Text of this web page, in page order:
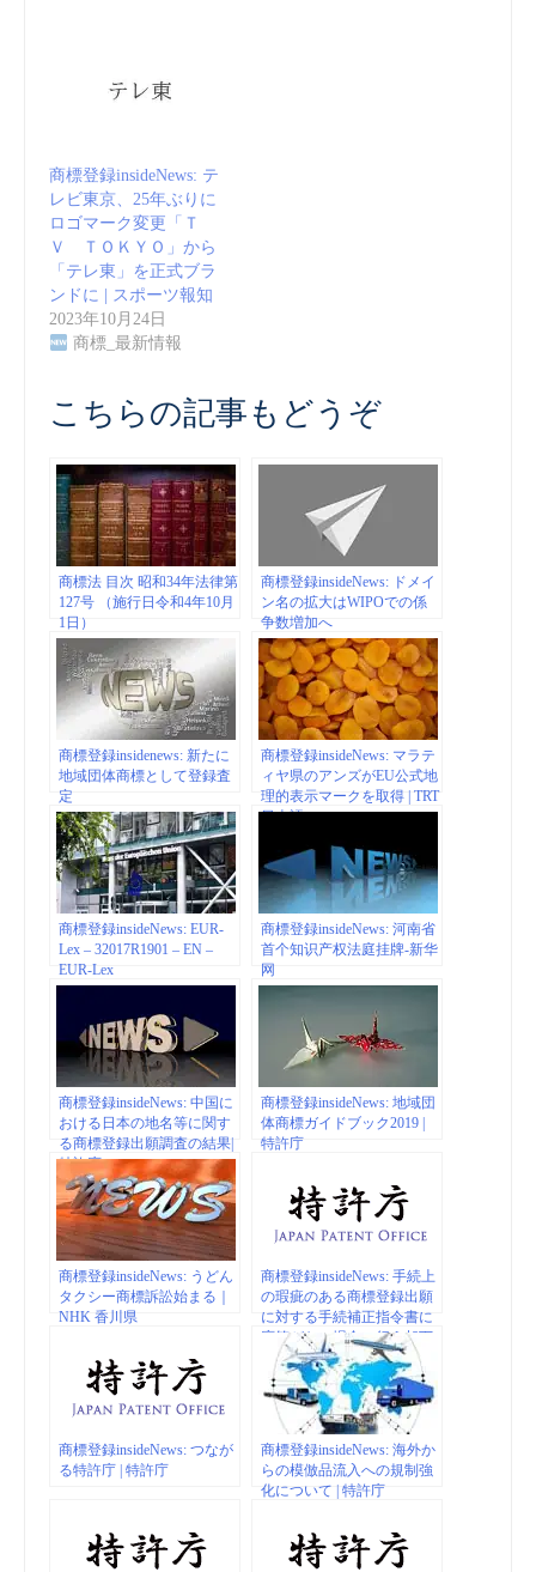
商標登録insideNews: テ
レビ東京、25年ぶりに
ロゴマーク変更「Ｔ
Ｖ ＴＯＫＹＯ」から
「テレ東」を正式ブラ
ンドに | スポーツ報知
2023年10月24日
商標_最新情報
こちらの記事もどうぞ
商標法 目次 昭和34年法律第
127号 （施行日令和4年10月
1日）
商標登録insideNews: ドメイ
ン名の拡大はWIPOでの係
争数増加へ
商標登録insidenews: 新たに
地域団体商標として登録査
定
商標登録insideNews: マラテ
ィヤ県のアンズがEU公式地
理的表示マークを取得 | TRT
日本語
商標登録insideNews: EUR-
Lex – 32017R1901 – EN –
EUR-Lex
商標登録insideNews: 河南省
首个知识产权法庭挂牌-新华
网
商標登録insideNews: 中国に
おける日本の地名等に関す
る商標登録出願調査の結果|
特許庁
商標登録insideNews: 地域団
体商標ガイドブック2019 |
特許庁
商標登録insideNews: うどん
タクシー商標訴訟始まる｜
NHK 香川県
商標登録insideNews: 手続上
の瑕疵のある商標登録出願
に対する手続補正指令書に
応答がない場合に行う却下
処分前の確認通知の廃止の
お知らせ | 特許庁
商標登録insideNews: つなが
る特許庁 | 特許庁
商標登録insideNews: 海外か
らの模倣品流入への規制強
化について | 特許庁